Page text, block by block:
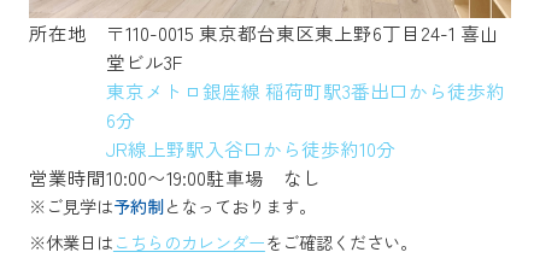
所在地
〒110-0015 東京都台東区東上野6丁目24-1 喜山
堂ビル3F
東京メトロ銀座線 稲荷町駅3番出口から徒歩約
6分
JR線上野駅入谷口から徒歩約10分
営業時間10:00〜19:00駐車場 なし
※ご見学は予約制となっております。
※休業日はこちらのカレンダーをご確認ください。